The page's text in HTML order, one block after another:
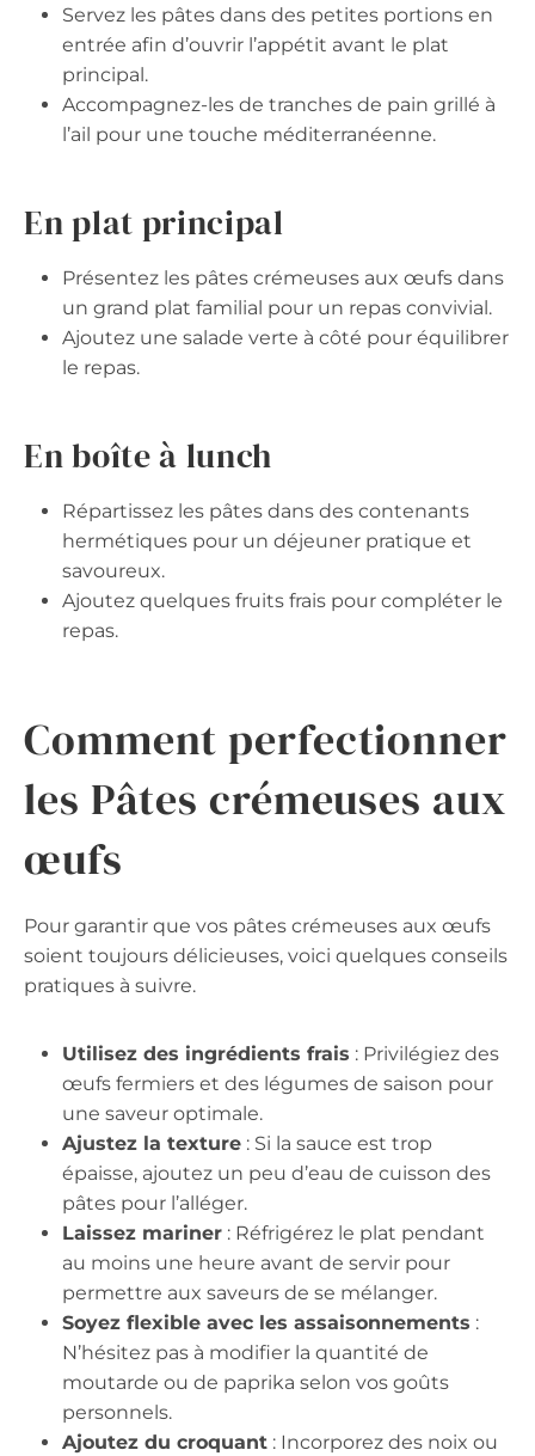
Servez les pâtes dans des petites portions en
entrée afin d’ouvrir l’appétit avant le plat
principal.
Accompagnez-les de tranches de pain grillé à
l’ail pour une touche méditerranéenne.
En plat principal
Présentez les pâtes crémeuses aux œufs dans
un grand plat familial pour un repas convivial.
Ajoutez une salade verte à côté pour équilibrer
le repas.
En boîte à lunch
Répartissez les pâtes dans des contenants
hermétiques pour un déjeuner pratique et
savoureux.
Ajoutez quelques fruits frais pour compléter le
repas.
Comment perfectionner
les Pâtes crémeuses aux
œufs
Pour garantir que vos pâtes crémeuses aux œufs
soient toujours délicieuses, voici quelques conseils
pratiques à suivre.
Utilisez des ingrédients frais : Privilégiez des
œufs fermiers et des légumes de saison pour
une saveur optimale.
Ajustez la texture : Si la sauce est trop
épaisse, ajoutez un peu d’eau de cuisson des
pâtes pour l’alléger.
Laissez mariner : Réfrigérez le plat pendant
au moins une heure avant de servir pour
permettre aux saveurs de se mélanger.
Soyez flexible avec les assaisonnements :
N’hésitez pas à modifier la quantité de
moutarde ou de paprika selon vos goûts
personnels.
Ajoutez du croquant : Incorporez des noix ou